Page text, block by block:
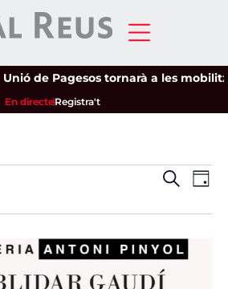
Unió de Pagesos tornarà a les
En directeRegistra't
i
cerca
CercaDia